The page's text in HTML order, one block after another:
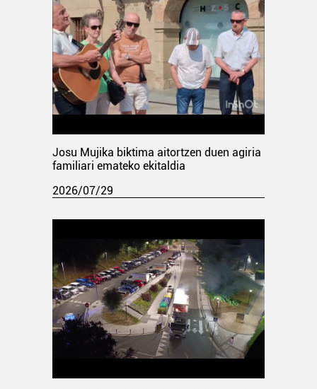
Josu Mujika biktima aitortzen duen agiria
familiari emateko ekitaldia
2026/07/29